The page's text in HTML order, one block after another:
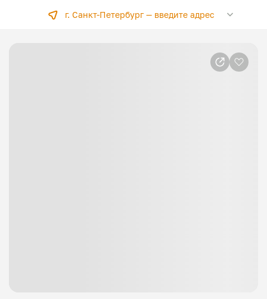
г. Санкт-Петербург —введите адрес